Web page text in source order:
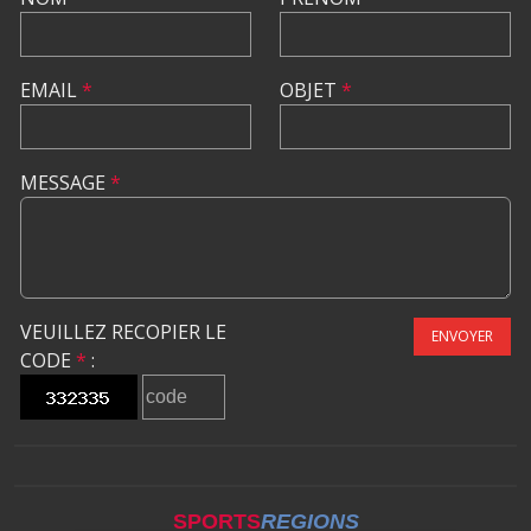
EMAIL* OBJET *
MESSAGE *
VEUILLEZ RECOPIER LE
CODE * :
ENVOYER
SPORTSREGIONS